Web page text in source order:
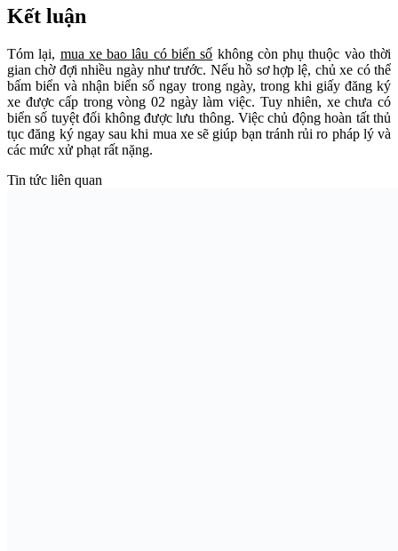
Kết luận
Tóm lại, mua xe bao lâu có biển số không còn phụ thuộc vào thời
gian chờ đợi nhiều ngày như trước. Nếu hồ sơ hợp lệ, chủ xe có thể
bấm biển và nhận biển số ngay trong ngày, trong khi giấy đăng ký
xe được cấp trong vòng 02 ngày làm việc. Tuy nhiên, xe chưa có
biển số tuyệt đối không được lưu thông. Việc chủ động hoàn tất thủ
tục đăng ký ngay sau khi mua xe sẽ giúp bạn tránh rủi ro pháp lý và
các mức xử phạt rất nặng.
Tin tức liên quan